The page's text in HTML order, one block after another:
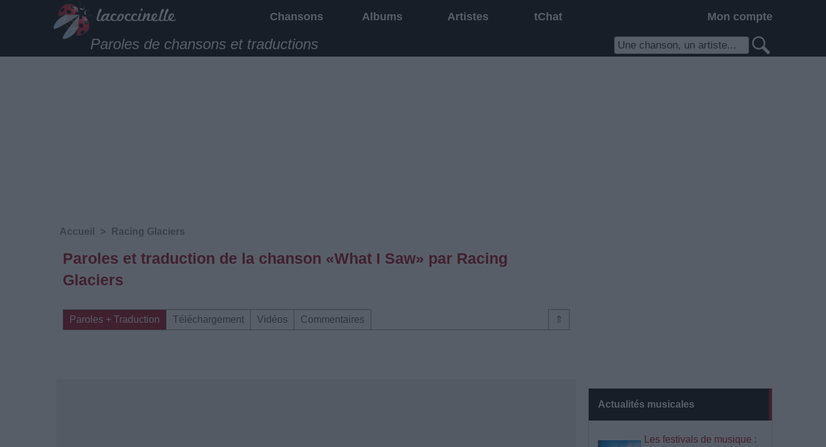
Chansons Albums Artistes tChat Mon compte
Paroles de chansons et traductions
Actualités musicales
Les festivals de musique :
Accueil > Racing Glaciers
Paroles et traduction de la chanson «What I Saw» par Racing
Glaciers
⇑
Paroles + Traduction Téléchargement Vidéos Commentaires